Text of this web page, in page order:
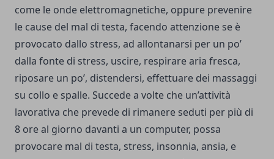
come le onde elettromagnetiche, oppure prevenire
le cause del mal di testa, facendo attenzione se è
provocato dallo stress, ad allontanarsi per un po’
dalla fonte di stress, uscire, respirare aria fresca,
riposare un po’, distendersi, effettuare dei massaggi
su collo e spalle. Succede a volte che un’attività
lavorativa che prevede di rimanere seduti per più di
8 ore al giorno davanti a un computer, possa
provocare mal di testa, stress, insonnia, ansia, e